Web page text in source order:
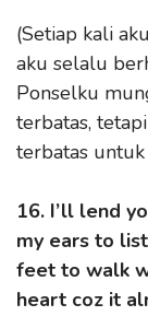
(Setiap kali
aku selalu
Ponselku
terbatas,
terbatas
16. I’ll lend
my ears to
feet to walk
heart coz it